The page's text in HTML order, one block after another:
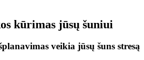
kūrimas jūsų šuniui
veikia jūsų šuns stresą